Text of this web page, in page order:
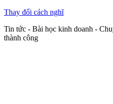
Thay đổi cách nghĩ
Tin tức - Bài học kinh doanh -
thành công